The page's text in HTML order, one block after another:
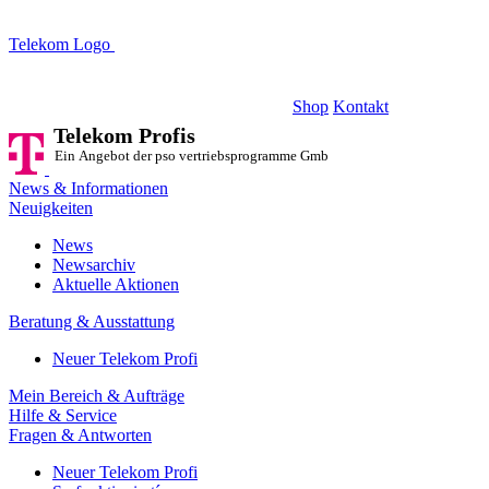
Telekom Logo
Shop Kontakt
Telekom Profis
Ein Angebot der pso vertriebsprogramme GmbH
News & Informationen
Neuigkeiten
News
Newsarchiv
Aktuelle Aktionen
Beratung & Ausstattung
Neuer Telekom Profi
Mein Bereich & Aufträge
Hilfe & Service
Fragen & Antworten
Neuer Telekom Profi